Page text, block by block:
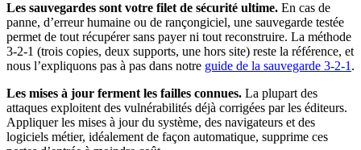
Les sauvegardes sont votre filet de sécurité ultime. En cas de
panne, d’erreur humaine ou de rançongiciel, une sauvegarde testée
permet de tout récupérer sans payer ni tout reconstruire. La méthode
3-2-1 (trois copies, deux supports, une hors site) reste la référence, et
nous l’expliquons pas à pas dans notre guide de la sauvegarde 3-2-1 .
Les mises à jour ferment les failles connues. La plupart des
attaques exploitent des vulnérabilités déjà corrigées par les éditeurs.
Appliquer les mises à jour du système, des navigateurs et des
logiciels métier, idéalement de façon automatique, supprime ces